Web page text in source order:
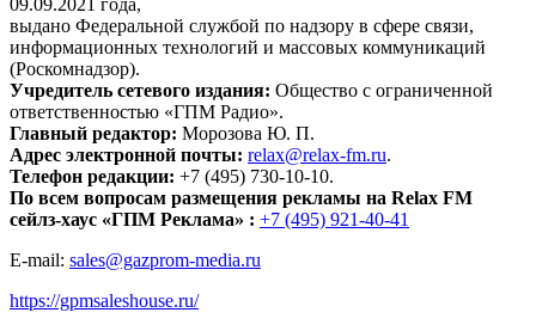
09.09.2021 года,
выдано Федеральной службой по надзору в сфере связи,
информационных технологий и массовых коммуникаций
(Роскомнадзор).
Учредитель сетевого издания: Общество с ограниченной
ответственностью «ГПМ Радио».
Главный редактор: Морозова Ю. П.
Адрес электронной почты: relax@relax-fm.ru.
Телефон редакции: +7 (495) 730-10-10.
По всем вопросам размещения рекламы на Relax FM
сейлз-хаус «ГПМ Реклама» : +7 (495) 921-40-41
E-mail: sales@gazprom-media.ru
https://gpmsaleshouse.ru/